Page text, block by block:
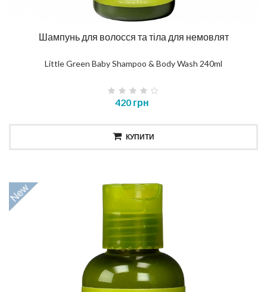
Шампунь для волосся та тіла для немовлят
Little Green Baby Shampoo & Body Wash 240ml
420 грн
КУПИТИ